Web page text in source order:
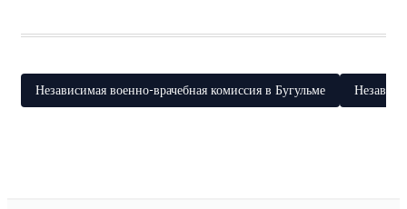
Независимая военно-врачебная комиссия в Бугульме